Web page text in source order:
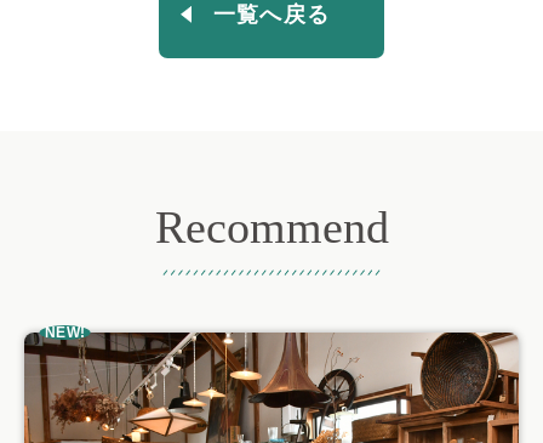
一覧へ戻る
Recommend
NEW!